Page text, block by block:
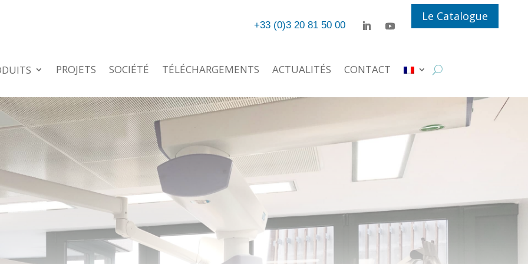
+33 (0)3 20 81 50 00
Le Catalogue
PROJETS SOCIÉTÉ TÉLÉCHARGEMENTS ACTUALITÉS CONTACT